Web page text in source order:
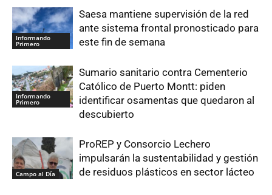
Informando
Primero
Saesa mantiene supervisión de la red
ante sistema frontal pronosticado para
este fin de semana
Informando
Primero
Sumario sanitario contra Cementerio
Católico de Puerto Montt: piden
identificar osamentas que quedaron al
descubierto
Campo al Día
ProREP y Consorcio Lechero
impulsarán la sustentabilidad y gestión
de residuos plásticos en sector lácteo